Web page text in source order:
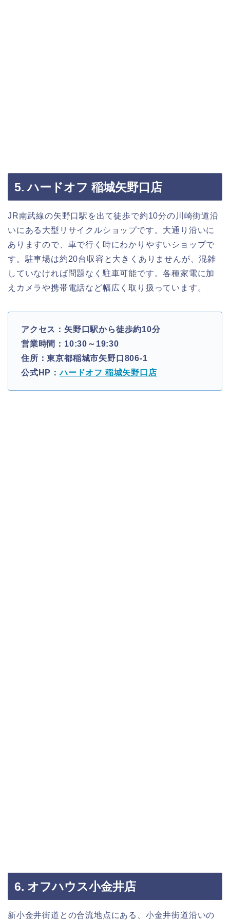
5. ハードオフ 稲城矢野口店
JR南武線の矢野口駅を出て徒歩で約10分の川崎街道沿
いにある大型リサイクルショップです。大通り沿いに
ありますので、車で行く時にわかりやすいショップで
す。駐車場は約20台収容と大きくありませんが、混雑
していなければ問題なく駐車可能です。各種家電に加
えカメラや携帯電話など幅広く取り扱っています。
アクセス：矢野口駅から徒歩約10分
営業時間：10:30～19:30
住所：東京都稲城市矢野口806-1
公式HP：ハードオフ 稲城矢野口店
6. オフハウス小金井店
新小金井街道との合流地点にある、小金井街道沿いの